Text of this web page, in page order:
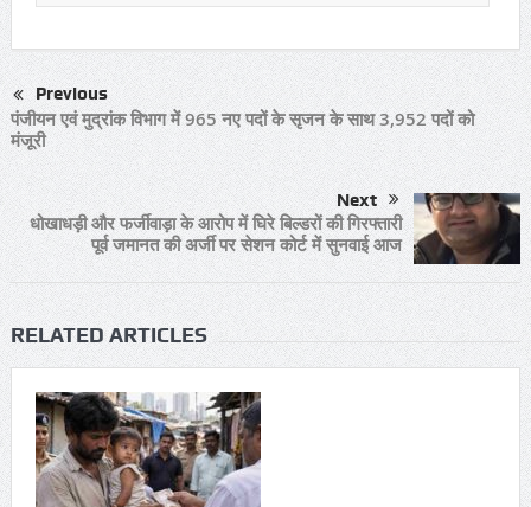
Previous
पंजीयन एवं मुद्रांक विभाग में 965 नए पदों के सृजन के साथ 3,952 पदों को
मंजूरी
Next
धोखाधड़ी और फर्जीवाड़ा के आरोप में घिरे बिल्डरों की गिरफ्तारी
पूर्व जमानत की अर्जी पर सेशन कोर्ट में सुनवाई आज
RELATED ARTICLES